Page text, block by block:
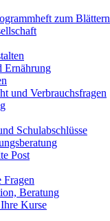
zum Blättern
Ernährung
und Verbrauchsfragen
Schulabschlüsse
Post
Fragen
Beratung
Kurse